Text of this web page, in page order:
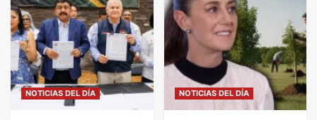
NOTICIAS DEL DÍA NOTICIAS DEL DÍA